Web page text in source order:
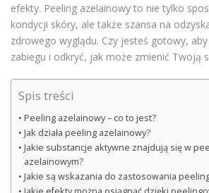
efekty. Peeling azelainowy to nie tylko
kondycji skóry, ale także szansa na
zdrowego wyglądu. Czy jesteś gotowy,
zabiegu i odkryć, jak może zmienić Twoją
Spis treści
Peeling azelainowy – co to jest?
Jak działa peeling azelainowy?
Jakie substancje aktywne znajdują się w
azelainowym?
Jakie są wskazania do zastosowania